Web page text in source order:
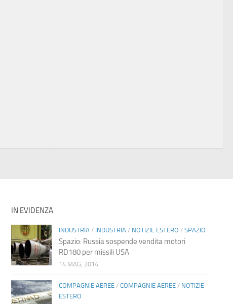
IN EVIDENZA
INDUSTRIA / INDUSTRIA / NOTIZIE ESTERO / SPAZIO
Spazio: Russia sospende vendita motori
RD180 per missili USA
14 MAG, 2014
COMPAGNIE AEREE/ COMPAGNIE AEREE/ NOTIZIE
ESTERO